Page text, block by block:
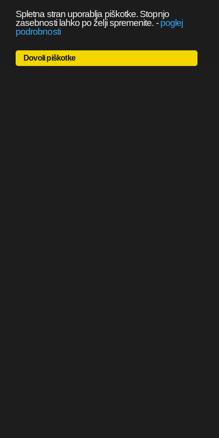
Spletna stran uporablja piškotke. Stopnjo
zasebnosti lahko po želji spremenite. -poglej
podrobnosti
Dovoli piškotke